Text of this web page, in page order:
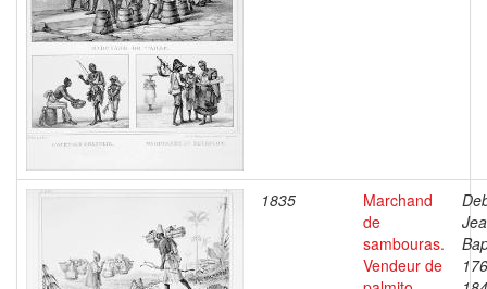
1835
Marchand
de
sambouras.
Vendeur de